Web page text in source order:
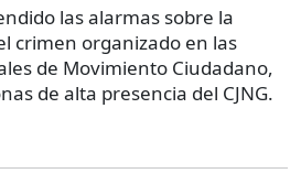
las alarmas sobre la
crimen organizado en las
de Movimiento Ciudadano,
de alta presencia del CJNG.